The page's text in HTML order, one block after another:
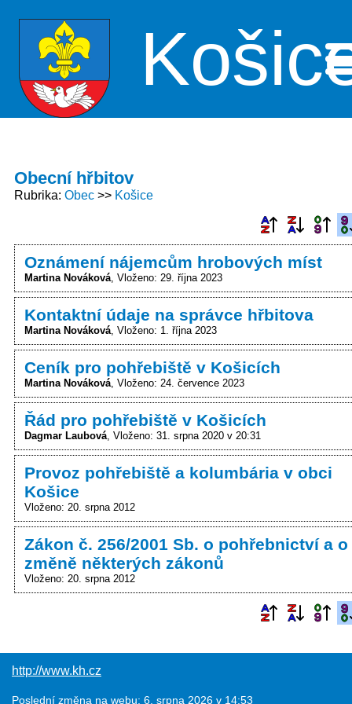
Obecní hřbitov
Rubrika Obec Košice
Oznámení nájemcům hrobových míst
Martina Nováková Vloženo: 29. října 2023
Kontaktní údaje na správce hřbitova
Martina Nováková Vloženo: 1. října 2023
Ceník pro pohřebiště v Košicích
Martina Nováková Vloženo: 24. července 2023
Řád pro pohřebiště v Košicích
Dagmar Laubová Vloženo: 31. srpna 2020 v 20:31
Provoz pohřebiště a kolumbária v obci
Košice
Vloženo: 20. srpna 2012
Zákon č. 256/2001 Sb. o pohřebnictví a o
změně některých zákonů
Vloženo: 20. srpna 2012
http://www.kh.cz
Poslední změna na webu: 6. srpna 2026 v 14:53